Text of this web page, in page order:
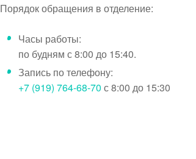
Порядок обращения в отделение:
Часы работы:
по будням с 8:00 до 15:40.
Запись по телефону:
+7 (919) 764-68-70 с 8:00 до 15:30